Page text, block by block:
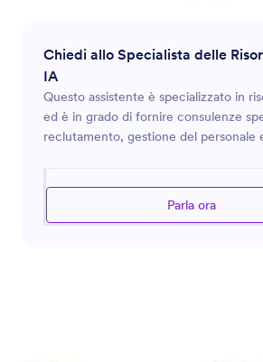
Chiedi allo Specialista delle
IA
Questo assistente è specializzato in
ed è in grado di fornire consulenze
reclutamento, gestione del personale
tratti di creare descrizioni di lavoro,
programmi di formazione o affrontare
Parla ora